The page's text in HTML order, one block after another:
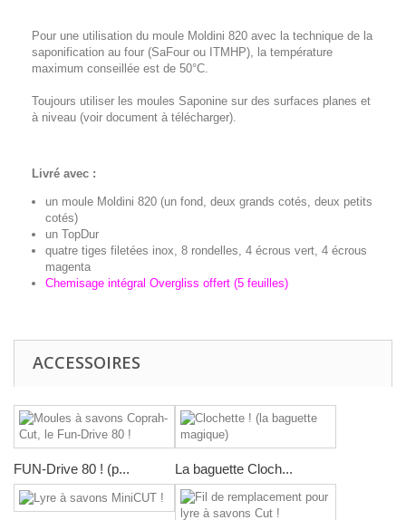
Pour une utilisation du moule Moldini 820 avec la technique de la
saponification au four (SaFour ou ITMHP), la température
maximum conseillée est de 50°C.
Toujours utiliser les moules Saponine sur des surfaces planes et
à niveau (voir document à télécharger).
Livré avec :
un moule Moldini 820 (un fond, deux grands cotés, deux petits
cotés)
un TopDur
quatre tiges filetées inox, 8 rondelles, 4 écrous vert, 4 écrous
magenta
Chemisage intégral Overgliss offert (5 feuilles)
ACCESSOIRES
FUN-Drive 80 ! (p... La baguette Cloch...